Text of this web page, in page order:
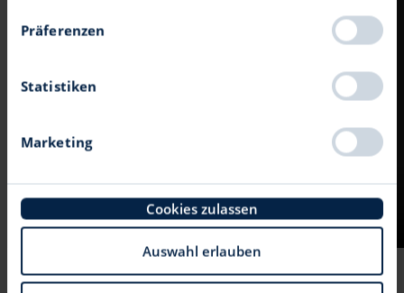
Informationen über Ihre geografische Lage
können
identifizieren
Daten verarbeitet werden, und legen Sie Ihre
Präferenzen imAbschnitt Einzelheitenfest.
Wir verwenden Cookies, um Inhalte und Anzeigen zu
personalisieren, Funktionen für soziale Medien
Präferenzen
Statistiken
Marketing
Cookies zulassen
Auswahl erlauben